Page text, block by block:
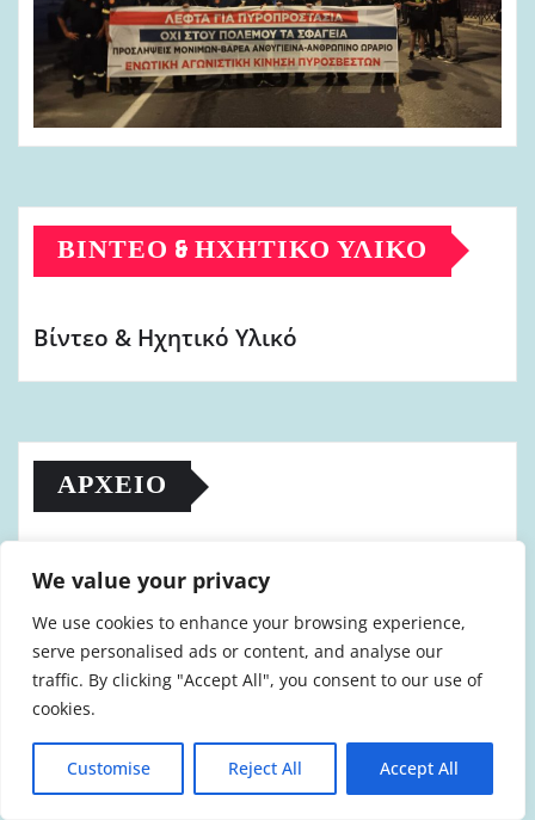
We value your privacy
We use cookies to enhance your browsing experience,
serve personalised ads or content, and analyse our
traffic. By clicking "Accept All", you consent to our use of
cookies.
Customise Reject All Accept All
ΒΊΝΤΕΟ & ΗΧΗΤΙΚΌ ΥΛΙΚΌ
Βίντεο & Ηχητικό Υλικό
ΑΡΧΕΊΟ
Αύγουστος 2026
Ιούνιος 2026 (29)
Μάιος 2026(33)
Απρίλιος 2026
Μάρτιος 2026
(72)
Φεβρουάριος 2026(22)